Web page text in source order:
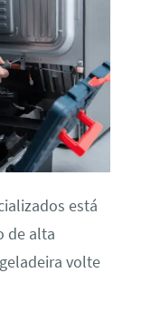
está
de alta
volte